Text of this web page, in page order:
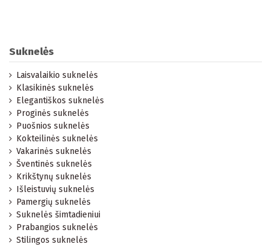
Suknelės
Laisvalaikio suknelės
Klasikinės suknelės
Elegantiškos suknelės
Proginės suknelės
Puošnios suknelės
Kokteilinės suknelės
Vakarinės suknelės
Šventinės suknelės
Krikštynų suknelės
Išleistuvių suknelės
Pamergių suknelės
Suknelės šimtadieniui
Prabangios suknelės
Stilingos suknelės